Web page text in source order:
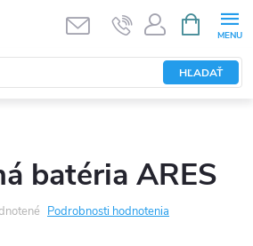
HĽADAŤ
KOŠÍK
batéria ARES
Podrobnosti hodnotenia